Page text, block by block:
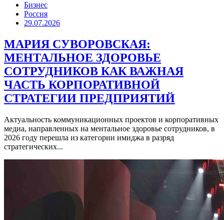
Бизнес
Россия
29.07.2026
МАРИЯ СУВОРОВСКАЯ:
МЕНТАЛЬНОЕ ЗДОРОВЬЕ
СОТРУДНИКОВ КАК ВАЖНАЯ
ЧАСТЬ КОРПОРАТИВНОЙ
СТРАТЕГИИ ПРЕДПРИЯТИЙ
Актуальность коммуникационных проектов и корпоративных
медиа, направленных на ментальное здоровье сотрудников, в
2026 году перешла из категории имиджа в разряд
стратегических...